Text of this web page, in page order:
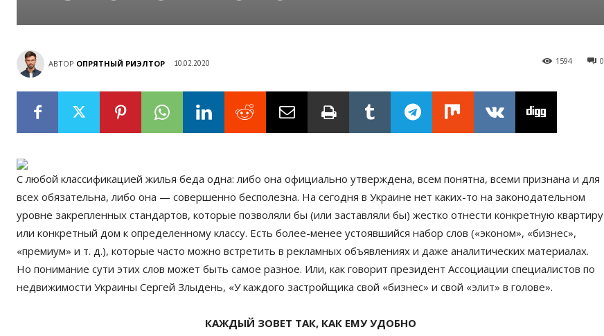
АВТОР ОПРЯТНЫЙ РИЭЛТОР 10.02.2020 0
1594
С любой классификацией жилья беда одна: либо она официально утверждена, всем понятна, всеми признана и для
всех обязательна, либо она — совершенно бесполезна. На сегодня в Украине нет каких-то на законодательном
уровне закрепленных стандартов, которые позволяли бы (или заставляли бы) жестко отнести конкретную квартиру
или конкретный дом к определенному классу. Есть более-менее устоявшийся набор слов («эконом», «бизнес»,
«премиум» и т. д.), которые часто можно встретить в рекламных объявлениях и даже аналитических материалах.
Но понимание сути этих слов может быть самое разное. Или, как говорит президент Ассоциации специалистов по
недвижимости Украины Сергей Злыдень, «У каждого застройщика свой «бизнес» и свой «элит» в голове».
КАЖДЫЙ ЗОВЕТ ТАК, КАК ЕМУ УДОБНО